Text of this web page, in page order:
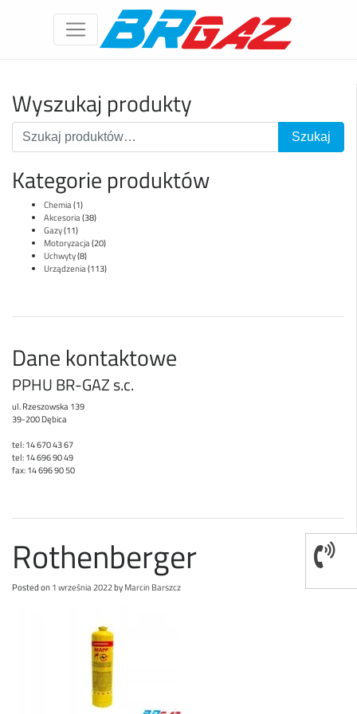
Wyszukaj produkty
Kategorie produktów
Chemia(1)
Akcesoria(38)
Gazy(11)
Motoryzacja(20)
Uchwyty(8)
Urządzenia(113)
Dane kontaktowe
PPHU BR-GAZ s.c.
ul. Rzeszowska 139
39-200 Dębica
tel: 14 670 43 67
tel: 14 696 90 49
fax: 14 696 90 50
Rothenberger
Posted on1 września 2022byMarcin Barszcz